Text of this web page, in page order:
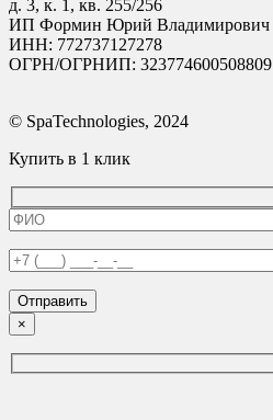
д. 3, к. 1, кв. 255/256
ИП Формин Юрий Владимирович
ИНН: 772737127278
ОГРН/ОГРНИП: 323774600508809
© SpaTechnologies, 2024
Купить в 1 клик
×